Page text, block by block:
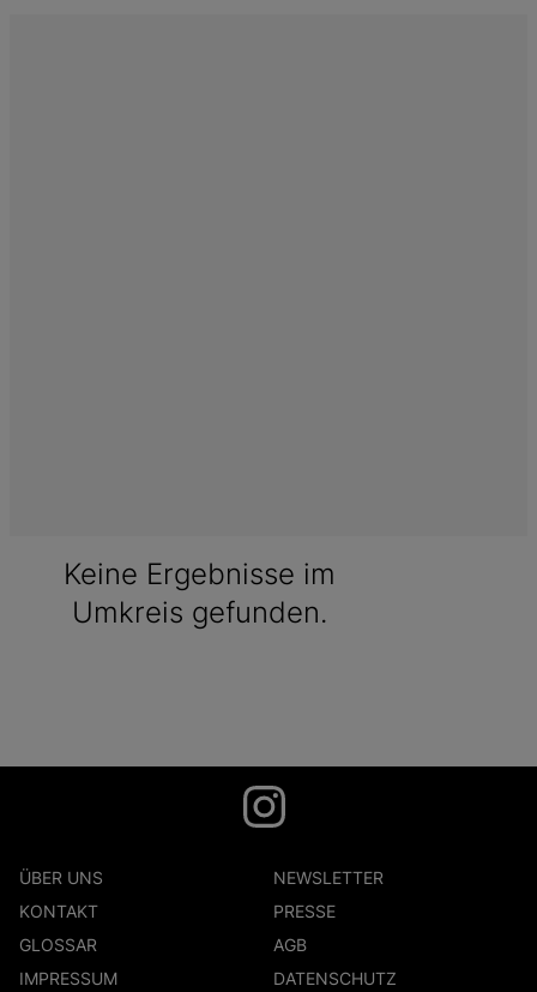
Keine Ergebnisse im
Umkreis gefunden.
ÜBER UNS
NEWSLETTER
KONTAKT
PRESSE
GLOSSAR
AGB
IMPRESSUM
DATENSCHUTZ